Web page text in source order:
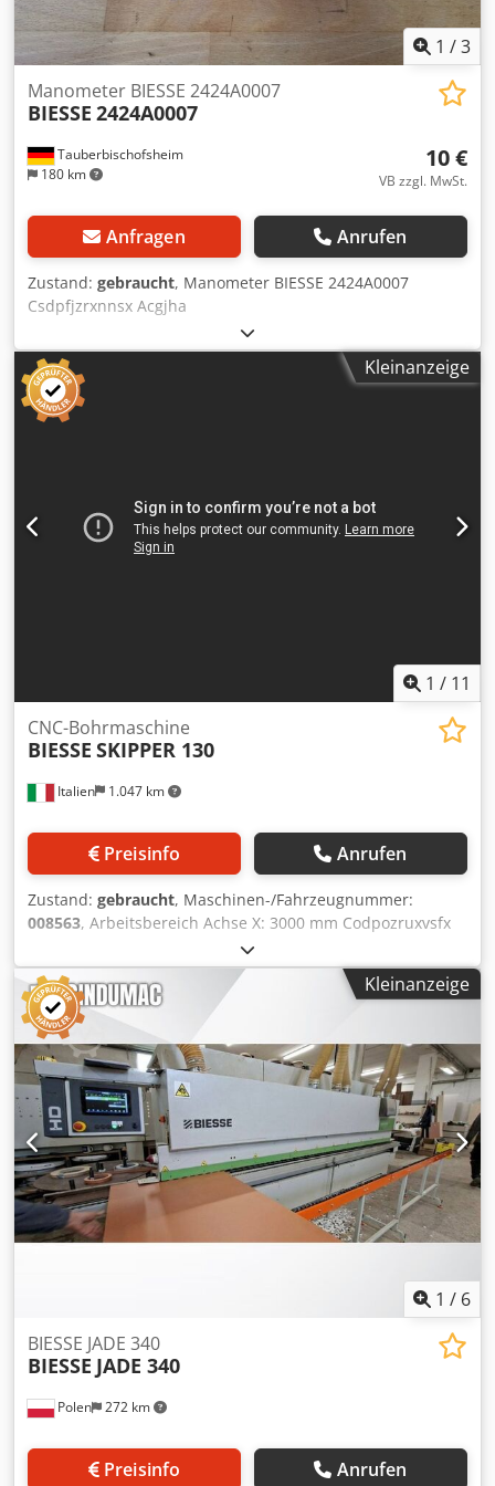
Acjzmtlkegjha Externe Referenz: 8359
1 /3
Tauberbischofsheim
180 km
Manometer BIESSE 2424A0007
BIESSE 2424A0007
10 €
VB zzgl. MwSt.
Anfragen Anrufen
Zustand: gebraucht, Manometer BIESSE 2424A0007
Csdpfjzrxnnsx Acgjha
Kleinanzeige
1 / 11
Italien 1.047 km
CNC-Bohrmaschine
BIESSE SKIPPER 130
Preisinfo Anrufen
Zustand: gebraucht, Maschinen-/Fahrzeugnummer:
008563, Arbeitsbereich Achse X: 3000 mm Codpozruxvsfx
Acgsha Arbeitsbereich Achse Y: 1300 mm Anzahl
Bohrspindeln: 82
Kleinanzeige
1 / 6
Polen 272 km
BIESSE JADE 340
BIESSE JADE 340
Preisinfo Anrufen